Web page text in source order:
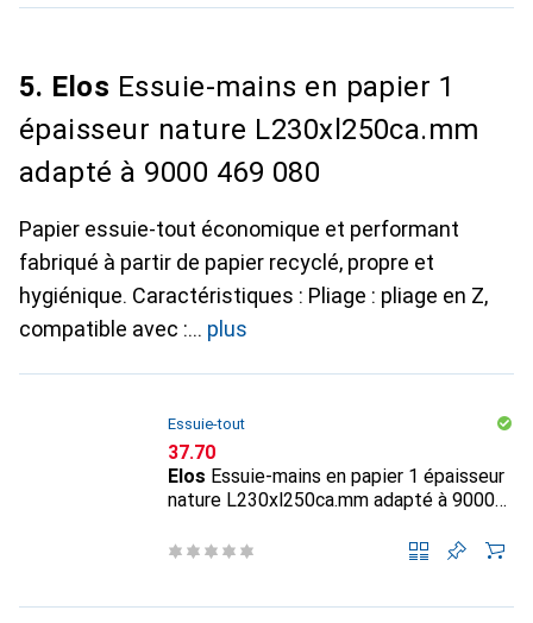
5. Elos Essuie-mains en papier 1
épaisseur nature L230xl250ca.mm
adapté à 9000 469 080
Papier essuie-tout économique et performant
fabriqué à partir de papier recyclé, propre et
hygiénique. Caractéristiques : Pliage : pliage en Z,
compatible avec :
plus
Essuie-tout
CHF
37.70
Elos Essuie-mains en papier 1 épaisseur
nature L230xl250ca.mm adapté à 9000